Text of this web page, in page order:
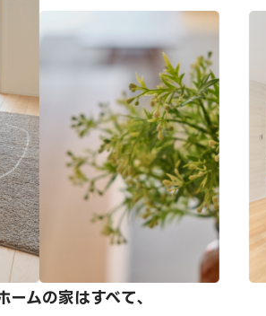
ームの家はすべて、